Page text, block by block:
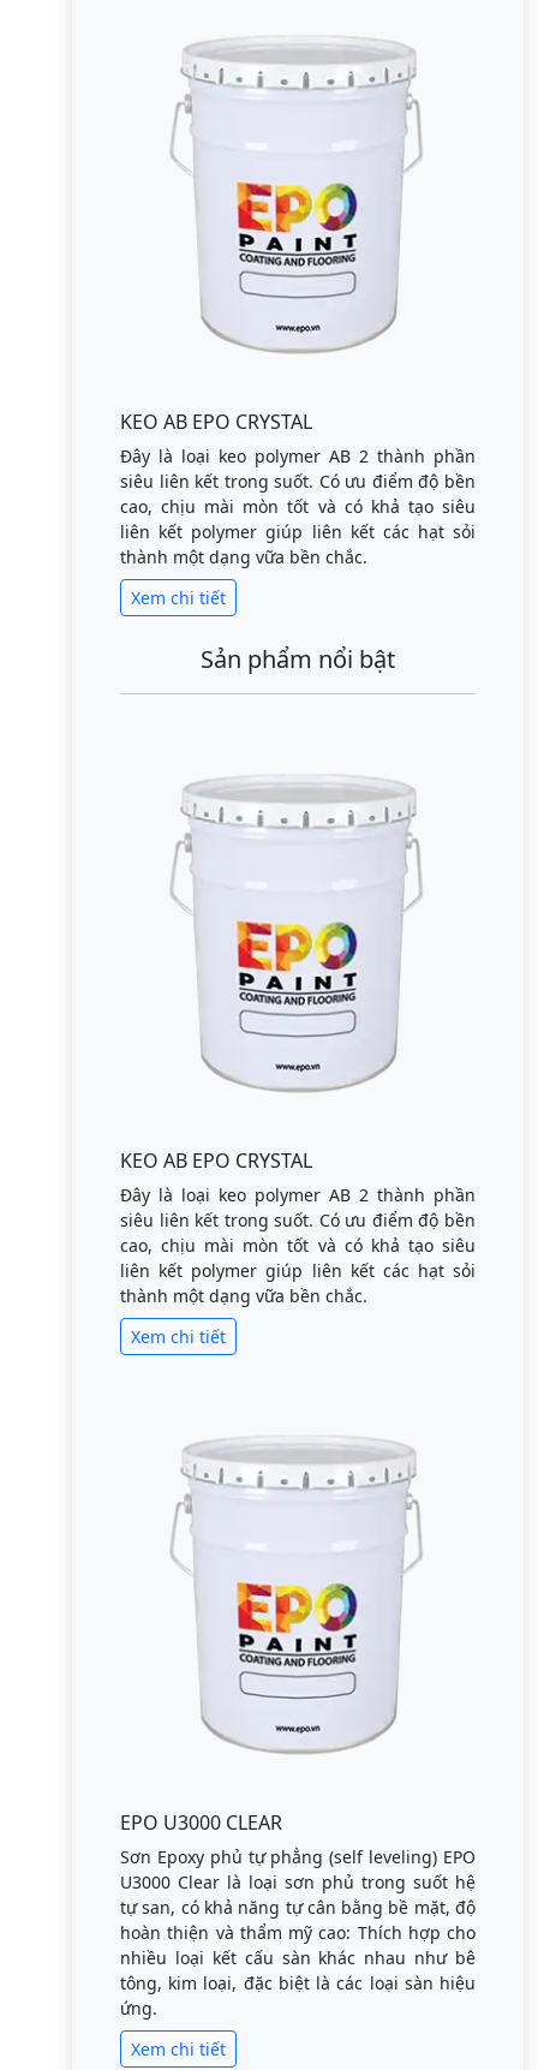
KEO AB EPO CRYSTAL
Đây là loại keo polymer AB 2 thành phần
siêu liên kết trong suốt. Có ưu điểm độ bền
cao, chịu mài mòn tốt và có khả tạo siêu
liên kết polymer giúp liên kết các hạt sỏi
thành một dạng vữa bền chắc.
Xem chi tiết
Sản phẩm nổi bật
KEO AB EPO CRYSTAL
Đây là loại keo polymer AB 2 thành phần
siêu liên kết trong suốt. Có ưu điểm độ bền
cao, chịu mài mòn tốt và có khả tạo siêu
liên kết polymer giúp liên kết các hạt sỏi
thành một dạng vữa bền chắc.
Xem chi tiết
EPO U3000 CLEAR
Sơn Epoxy phủ tự phẳng (self leveling) EPO
U3000 Clear là loại sơn phủ trong suốt hệ
tự san, có khả năng tự cân bằng bề mặt, độ
hoàn thiện và thẩm mỹ cao: Thích hợp cho
nhiều loại kết cấu sàn khác nhau như bê
tông, kim loại, đặc biệt là các loại sàn hiệu
ứng.
Xem chi tiết